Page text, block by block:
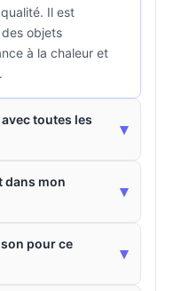
Il est
objets
à la chaleur et
toutes les
▾
dans mon
▾
pour ce
▾